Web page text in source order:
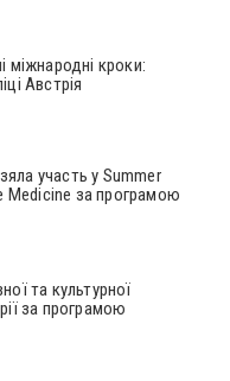
міжнародні кроки:
Австрія
участь у Summer
Medicine за програмою
та культурної
за програмою